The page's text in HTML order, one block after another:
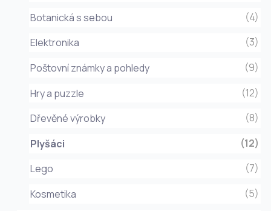
Botanická s sebou
(4)
Elektronika
(3)
Poštovní známky a pohledy
(9)
Hry a puzzle
(12)
Dřevěné výrobky
(8)
Plyšáci
(12)
Lego
(7)
Kosmetika
(5)